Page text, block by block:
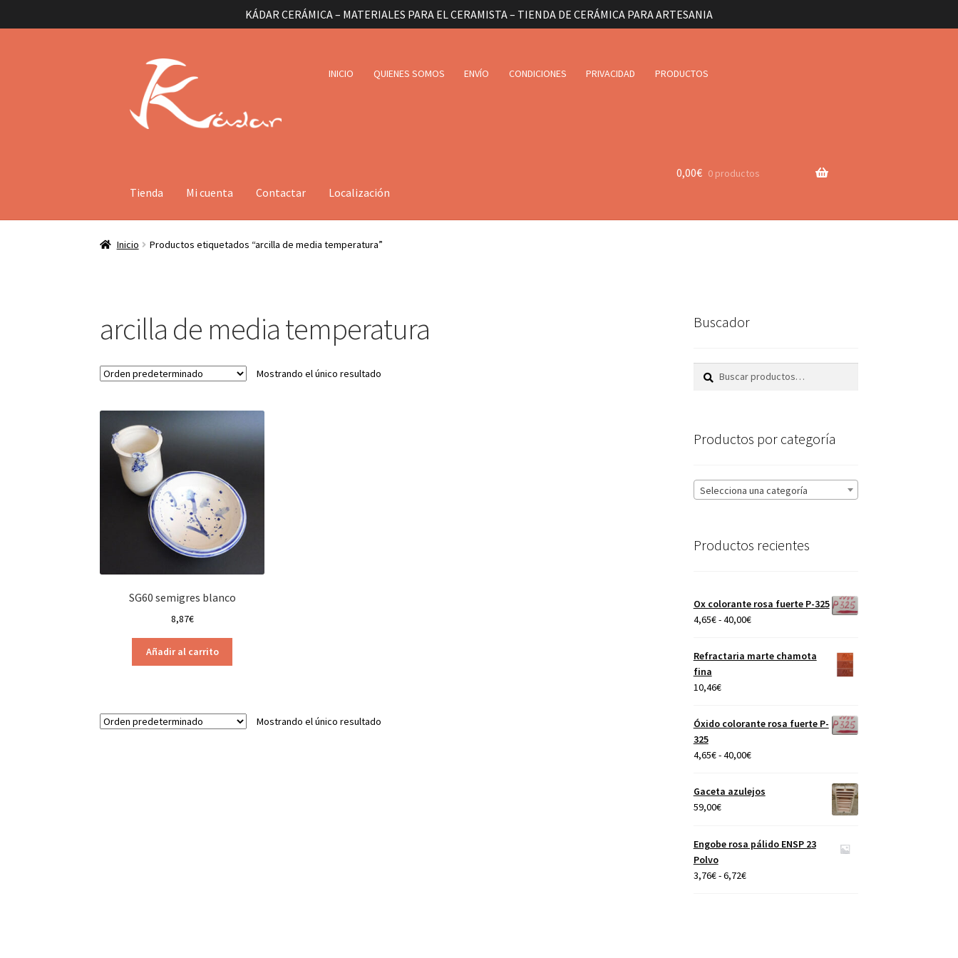
KÁDAR CERÁMICA – MATERIALES PARA EL CERAMISTA – TIENDA DE CERÁMICA PARA ARTESANIA
navegación
contenido
INICIO QUIENES SOMOS ENVÍO CONDICIONES PRIVACIDAD PRODUCTOS
Tienda Mi cuenta Contactar Localización
0,00€ 0 productos
Inicio Productos etiquetados “arcilla de media temperatura”
arcilla de media temperatura
Mostrando el único resultado
SG60 semigres blanco
8,87€
Añadir al carrito
Mostrando el único resultado
Buscador
Buscar
Buscar
Productos por categoría
Selecciona una categoría
Productos recientes
Ox colorante rosa fuerte P-325
4,65€-40,00€Rango
precios:
Refractaria marte chamota
fina
10,46€
Óxido colorante rosa fuerte P-
325
4,65€-40,00€Rango
precios:
desde
40,00€
Gaceta azulejos
59,00€
Engobe rosa pálido ENSP 23
Polvo
3,76€-6,72€Rango